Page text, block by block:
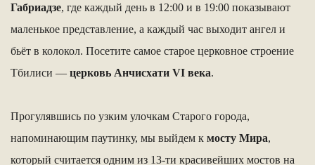
Габриадзе, где каждый день в 12:00 и в 19:00 показывают
маленькое представление, а каждый час выходит ангел и
бьёт в колокол. Посетите самое старое церковное строение
Тбилиси — церковь Анчисхати VI века.
Прогулявшись по узким улочкам Старого города,
напоминающим паутинку, мы выйдем к мосту Мира,
который считается одним из 13-ти красивейших мостов на